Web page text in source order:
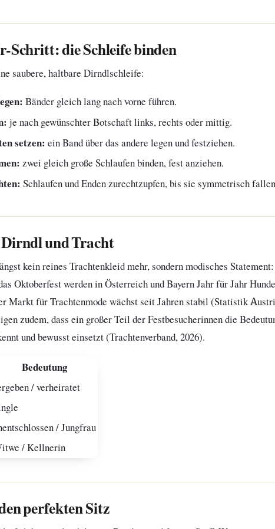
Schritt: die Schleife binden
saubere, haltbare Dirndlschleife:
Bänder gleich lang nach vorne führen.
je nach gewünschter Botschaft links, rechts oder mittig.
setzen: ein Band über das andere legen und festziehen.
zwei gleich große Schlaufen binden, fest anziehen.
Schlaufen und Enden zurechtzupfen, bis sie symmetrisch
und Tracht
kein reines Trachtenkleid mehr, sondern modisches
Oktoberfest werden in Österreich und Bayern Jahr für Jahr
Markt für Trachtenmode wächst seit Jahren stabil (Statistik
zudem, dass ein großer Teil der Festbesucherinnen die
und bewusst einsetzt (Trachtenverband, 2026).
Bedeutung
/ verheiratet
/ Jungfrau
/ Kellnerin
perfekten Sitz